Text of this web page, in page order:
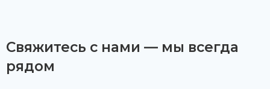
Свяжитесь с нами — мы всегда
рядом